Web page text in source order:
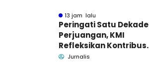
13 jam lalu
Peringati Satu Dekade
Perjuangan, KMI
Refleksikan Kontribusi
untuk Masyarakat
Jurnalis